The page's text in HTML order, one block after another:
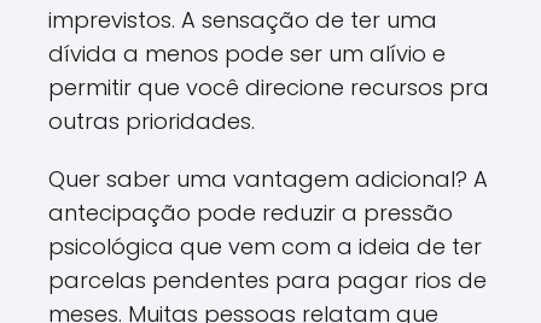
imprevistos. A sensação de ter uma
dívida a menos pode ser um alívio e
permitir que você direcione recursos pra
outras prioridades.
Quer saber uma vantagem adicional? A
antecipação pode reduzir a pressão
psicológica que vem com a ideia de ter
parcelas pendentes para pagar rios de
meses. Muitas pessoas relatam que